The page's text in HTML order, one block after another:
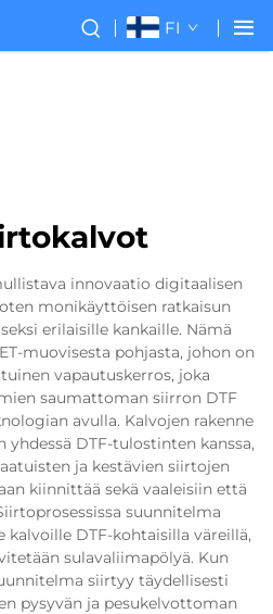
FI
innovaatio digitaalisen
monikäyttöisen ratkaisun
erilaisille kankaille. Nämä
muovisesta pohjasta, johon on
vapautuskerros, joka
saumattoman siirron DTF
avulla. Kalvojen rakenne
DTF-tulostinten kanssa,
ja kestävien siirtojen
kiinnittää sekä vaaleisiin että
suunnitelma
kalvoille DTF-kohtaisilla väreillä,
sulavaliimapölyä. Kun
siirtyy täydellisesti
pysyvän ja pesukelvottoman